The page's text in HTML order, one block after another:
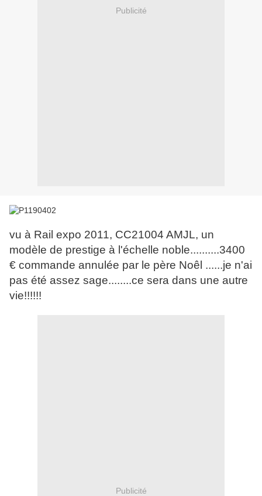
Publicité
vu à Rail expo 2011, CC21004 AMJL, un
modèle de prestige à l'échelle noble..........3400
€ commande annulée par le père Noêl ......je n'ai
pas été assez sage........ce sera dans une autre
vie!!!!!!
Publicité